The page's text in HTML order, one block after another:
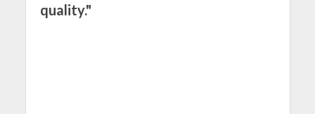
quality."